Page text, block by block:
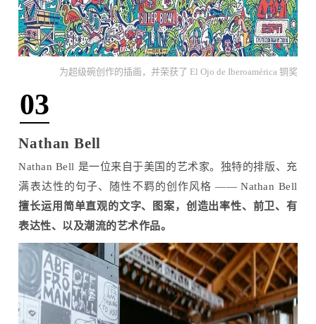
为超级碗创作的插画，并荣获了 El Ojo de Iberoamérica 铜奖
03
Nathan Bell
Nathan Bell 是一位来自于美国的艺术家。独特的排版、充
满表达性的句子、随性不羁的创作风格 —— Nathan Bell
擅长运用简单直观的文字、图案，创造出率性、前卫、有
表达性、以及潮流的艺术作品。